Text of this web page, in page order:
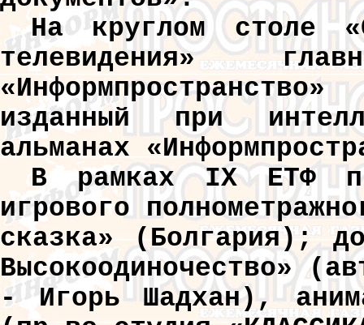
На круглом столе
телевидения»
изданный при
альманах
В рамках IX ЕТФ
игрового
сказка» (Болгария);
Высокоодиночество»
- Игорь Шадхан),